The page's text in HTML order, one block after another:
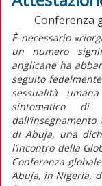
Conferenza
È necessario
un numero
anglicane ha
seguito
sessualità
sintomatico di
di Abuja, una
l’incontro della
Conferenza
Abuja, in Nigeria,